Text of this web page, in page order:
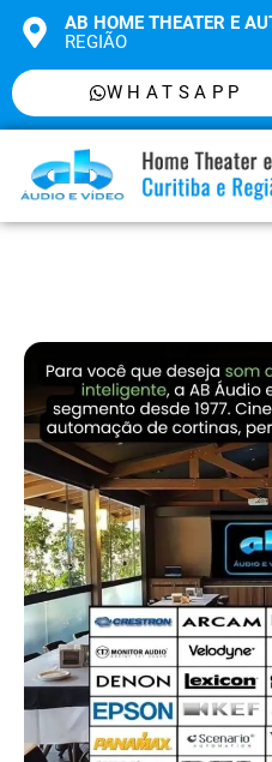
AB HOME THEATER E
REGIÃO
WHATSAPP